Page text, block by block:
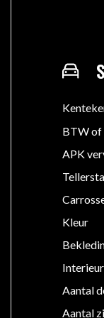
Heeft u
BEL
We
BTW
APK
Kleur
Aantal
Aantal